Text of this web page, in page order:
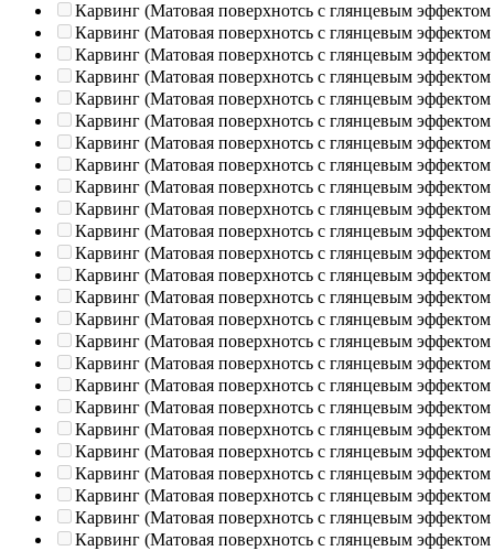
Карвинг (Матовая поверхнотсь с глянцевым эффектом
Карвинг (Матовая поверхнотсь с глянцевым эффектом
Карвинг (Матовая поверхнотсь с глянцевым эффектом
Карвинг (Матовая поверхнотсь с глянцевым эффектом
Карвинг (Матовая поверхнотсь с глянцевым эффектом
Карвинг (Матовая поверхнотсь с глянцевым эффектом
Карвинг (Матовая поверхнотсь с глянцевым эффектом
Карвинг (Матовая поверхнотсь с глянцевым эффектом
Карвинг (Матовая поверхнотсь с глянцевым эффектом
Карвинг (Матовая поверхнотсь с глянцевым эффектом
Карвинг (Матовая поверхнотсь с глянцевым эффектом
Карвинг (Матовая поверхнотсь с глянцевым эффектом
Карвинг (Матовая поверхнотсь с глянцевым эффектом
Карвинг (Матовая поверхнотсь с глянцевым эффектом
Карвинг (Матовая поверхнотсь с глянцевым эффектом
Карвинг (Матовая поверхнотсь с глянцевым эффектом
Карвинг (Матовая поверхнотсь с глянцевым эффектом
Карвинг (Матовая поверхнотсь с глянцевым эффектом
Карвинг (Матовая поверхнотсь с глянцевым эффектом
Карвинг (Матовая поверхнотсь с глянцевым эффектом
Карвинг (Матовая поверхнотсь с глянцевым эффектом
Карвинг (Матовая поверхнотсь с глянцевым эффектом
Карвинг (Матовая поверхнотсь с глянцевым эффектом
Карвинг (Матовая поверхнотсь с глянцевым эффектом
Карвинг (Матовая поверхнотсь с глянцевым эффектом